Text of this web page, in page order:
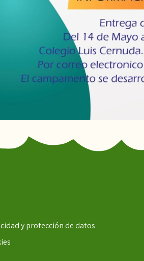
y protección de datos